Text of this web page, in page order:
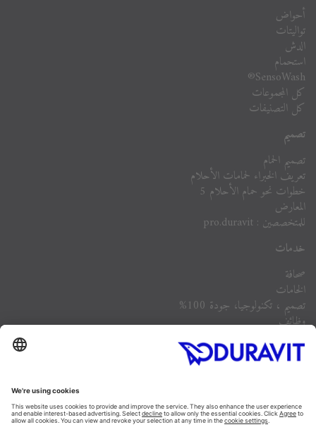
أحواض
تواليتات
الدش
استحمام
SensoWash®
كل المجموعات
كل التصنيفات
تصميم
تصميم الحمام
تعريف الخبراء لحمامات الأحلام
خطوات نحو حمام الأحلام 5
المعارض
للمتخصصين : pro.duravit
خدمات
صحافة
الخامات
تصميم ، تكنولوجيا، جودة 100%
وظائف
أسئلة مكررة
Facebook
Instagram